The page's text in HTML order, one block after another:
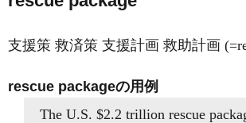
支援策 救済策 支援計画 救助計画
rescue packageの用例
The U.S. $2.2 trillion rescue